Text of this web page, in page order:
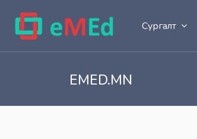
Сургалт
EMED.MN